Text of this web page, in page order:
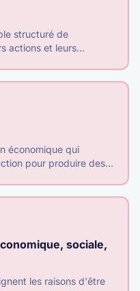
structuré de
actions et leurs
économique qui
pour produire des
sociale,
les raisons d'être